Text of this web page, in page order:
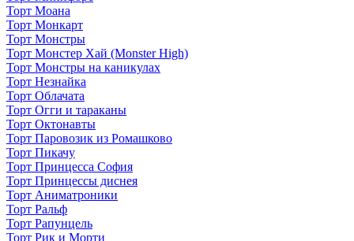
Торт Моана
Торт Монкарт
Торт Монстры
Торт Монстер Хай (Monster High)
Торт Монстры на каникулах
Торт Незнайка
Торт Облачата
Торт Огги и тараканы
Торт Октонавты
Торт Паровозик из Ромашково
Торт Пикачу
Торт Принцесса София
Торт Принцессы диснея
Торт Аниматроники
Торт Ральф
Торт Рапунцель
Торт Рик и Морти